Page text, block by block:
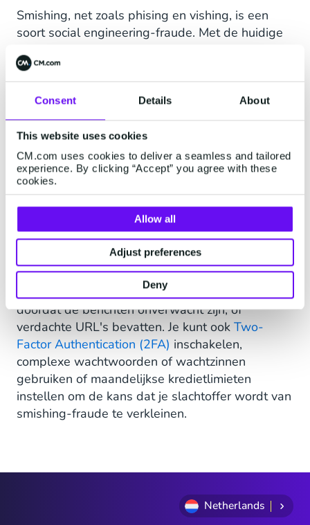
Consent Details About
This website uses cookies
CM.com uses cookies to deliver a seamless and tailored
experience. By clicking “Accept” you agree with these
cookies.
Allow all
Adjust preferences
Deny
Smishing, net zoals phising en vishing, is een
soort social engineering-fraude. Met de huidige
voor fraudeurs steeds aantrekkelijker om hier
misbruik van te maken. Smishing scams maken
vaak gebruik van echte gebeurtenissen, om de
ontvangers te overtuigen van de legitimiteit van
een frauduleus bericht. De Covid-pandemie
heeft bijvoorbeeld geleid tot een aanzienlijke
toename van het aantal smishing-gevallen.
Voorkom smishing
Gelukkig zijn er manieren om te voorkomen dat je
het volgende slachtoffer wordt van een smishing
scam. Smishing-aanvallen herken je meestal
doordat de berichten onverwacht zijn, of
verdachte URL's bevatten. Je kunt ook Two-
Factor Authentication (2FA) inschakelen,
complexe wachtwoorden of wachtzinnen
gebruiken of maandelijkse kredietlimieten
instellen om de kans dat je slachtoffer wordt van
smishing-fraude te verkleinen.
Netherlands